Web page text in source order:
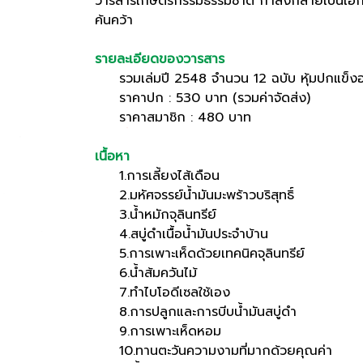
ค้นคว้า
รายละเอียดของวารสาร
รวมเล่มปี 2548 จำนวน 12 ฉบับ หุ้มปกแข็ง
ราคาปก : 530 บาท (รวมค่าจัดส่ง)
ราคาสมาชิก : 480 บาท
เนื้อหา
1.การเลี้ยงไส้เดือน
2.มหัศจรรย์น้ำมันมะพร้าวบริสุทธิ์
3.น้ำหมักจุลินทรีย์
4.สบู่ดำเนื้อน้ำมันประจำบ้าน
5.การเพาะเห็ดด้วยเทคนิคจุลินทรีย์
6.น้ำส้มควันไม้
7.ทำไบโอดีเซลใช้เอง
8.การปลูกและการบีบน้ำมันสบู่ดำ
9.การเพาะเห็ดหอม
10.ทานตะวันความงามที่มากด้วยคุณค่า